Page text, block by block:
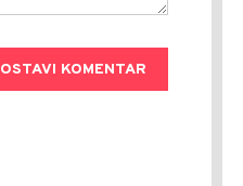
OSTAVI KOMENTAR